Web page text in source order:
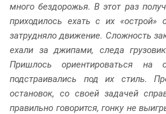
много бездорожья. В этот раз
приходилось ехать с их «острой»
затрудняло движение. Сложность
ехали за джипами, следа
Пришлось ориентироваться на
подстраивались под их стиль.
остановок, со своей задачей
правильно говорится, гонку не